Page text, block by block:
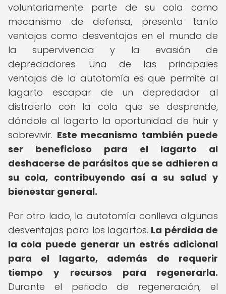
voluntariamente parte de su cola como
mecanismo de defensa, presenta tanto
ventajas como desventajas en el mundo de
la supervivencia y la evasión de
depredadores. Una de las principales
ventajas de la autotomía es que permite al
lagarto escapar de un depredador al
distraerlo con la cola que se desprende,
dándole al lagarto la oportunidad de huir y
sobrevivir. Este mecanismo también puede
ser beneficioso para el lagarto al
deshacerse de parásitos que se adhieren a
su cola, contribuyendo así a su salud y
bienestar general.
Por otro lado, la autotomía conlleva algunas
desventajas para los lagartos. La pérdida de
la cola puede generar un estrés adicional
para el lagarto, además de requerir
tiempo y recursos para regenerarla.
Durante el periodo de regeneración, el